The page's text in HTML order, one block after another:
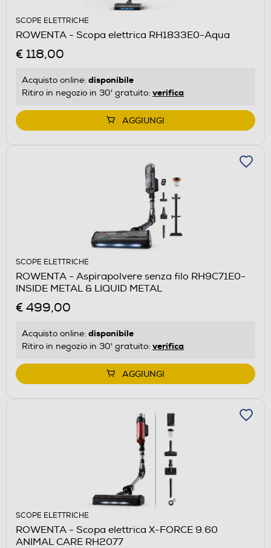
SCOPE ELETTRICHE
ROWENTA - Scopa elettrica RH1833E0-Aqua
€ 118,00
Acquisto online: disponibile
Ritiro in negozio in 30' gratuito: verifica
AGGIUNGI
SCOPE ELETTRICHE
ROWENTA - Aspirapolvere senza filo RH9C71E0-
INSIDE METAL & LIQUID METAL
€ 499,00
Acquisto online: disponibile
Ritiro in negozio in 30' gratuito: verifica
AGGIUNGI
SCOPE ELETTRICHE
ROWENTA - Scopa elettrica X-FORCE 9.60
ANIMAL CARE RH2077